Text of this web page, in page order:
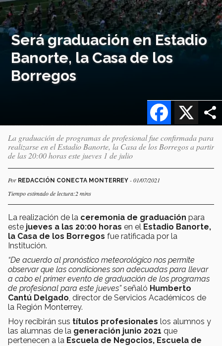
Será graduación en Estadio
Banorte, la Casa de los
Borregos
X
Facebook
La graduación de programas de profesional fue confirmada para
realizarse en el Estadio Banorte, la Casa de los Borregos a partir
de las 20:00 horas este jueves 1 de julio
Por REDACCIÓN CONECTA MONTERREY - 01/07/2021
Tiempo estimado de lectura:2 mins
La realización de la ceremonia de graduación para
este jueves a las 20:00 horas en el Estadio Banorte,
la Casa de los Borregos fue ratificada por la
Institución.
“De acuerdo al pronóstico meteorológico nos permite
observar que las condiciones son adecuadas para llevar
a cabo el primer evento de graduación de los programas
de profesional para este jueves”señaló Humberto
Cantú Delgado , director de Servicios Académicos de
la Región Monterrey.
Hoy recibirán sus títulos profesionales los alumnos y
las alumnas de la generación junio 2021 que
pertenecen a la Escuela de Negocios, Escuela de